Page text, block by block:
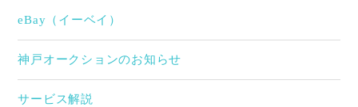
eBay（イーベイ）
神戸オークションのお知らせ
サービス解説